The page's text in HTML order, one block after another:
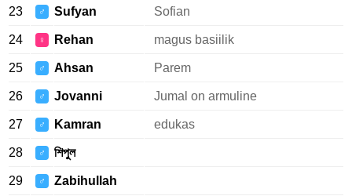
23 ♂ Sufyan Sofian
24 ♀ Rehan magus basiilik
25 ♂ Ahsan Parem
26 ♂ Jovanni Jumal on armuline
27 ♂ Kamran edukas
28 ♂ শিপুল
29 ♂ Zabihullah